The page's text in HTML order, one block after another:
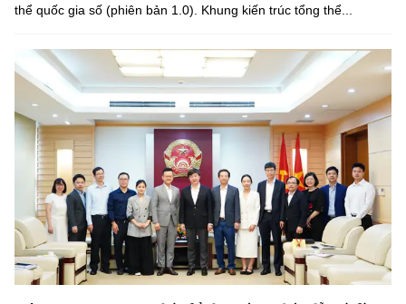
thể quốc gia số (phiên bản 1.0). Khung kiến trúc tổng thể...